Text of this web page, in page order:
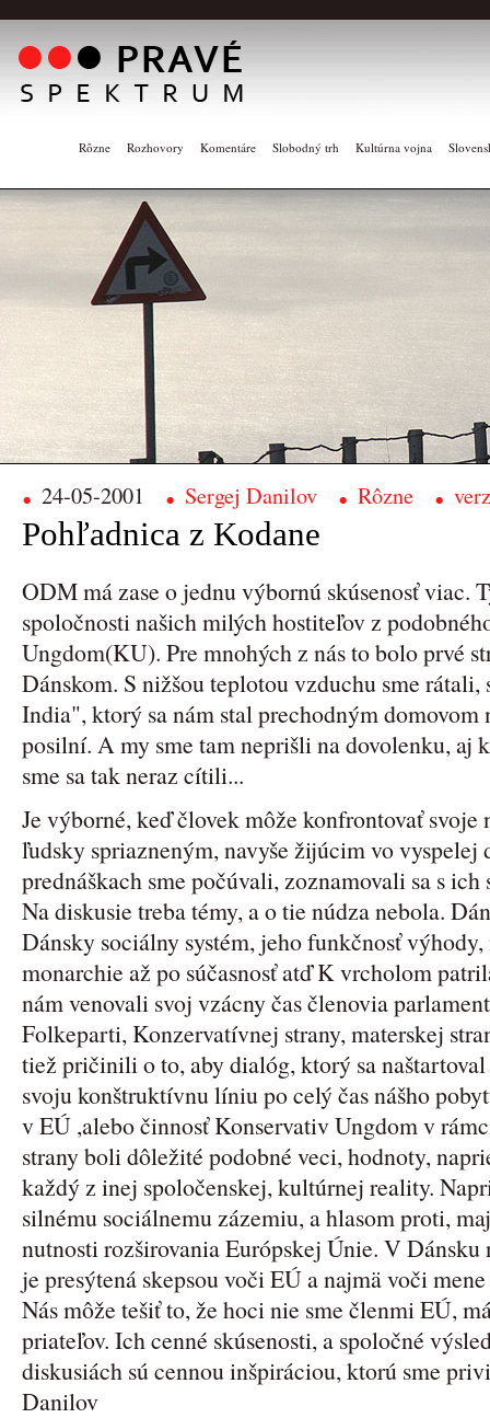
Rôzne Rozhovory Komentáre Slobodný trh Kultúrna vojna
24-05-2001 Sergej Danilov Rôzne
Pohľadnica z Kodane
ODM má zase o jednu výbornú skúsenosť viac.
spoločnosti našich milých hostiteľov z
Ungdom(KU). Pre mnohých z nás to bolo prvé
Dánskom. S nižšou teplotou vzduchu sme
India", ktorý sa nám stal prechodným domovom
posilní. A my sme tam neprišli na dovolenku, aj
sme sa tak neraz cítili...
Je výborné, keď človek môže konfrontovať
ľudsky spriazneným, navyše žijúcim vo
prednáškach sme počúvali, zoznamovali sa s
Na diskusie treba témy, a o tie núdza nebola.
Dánsky sociálny systém, jeho funkčnosť
monarchie až po súčasnosť atď K vrcholom
nám venovali svoj vzácny čas členovia
Folkeparti, Konzervatívnej strany, materskej
tiež pričinili o to, aby dialóg, ktorý sa
svoju konštruktívnu líniu po celý čas nášho
v EÚ ,alebo činnosť Konservativ Ungdom v
strany boli dôležité podobné veci, hodnoty,
každý z inej spoločenskej, kultúrnej reality.
silnému sociálnemu zázemiu, a hlasom proti,
nutnosti rozširovania Európskej Únie. V Dánsku
je presýtená skepsou voči EÚ a najmä voči
Nás môže tešiť to, že hoci nie sme členmi EÚ,
priateľov. Ich cenné skúsenosti, a spoločné
diskusiách sú cennou inšpiráciou, ktorú sme
Danilov